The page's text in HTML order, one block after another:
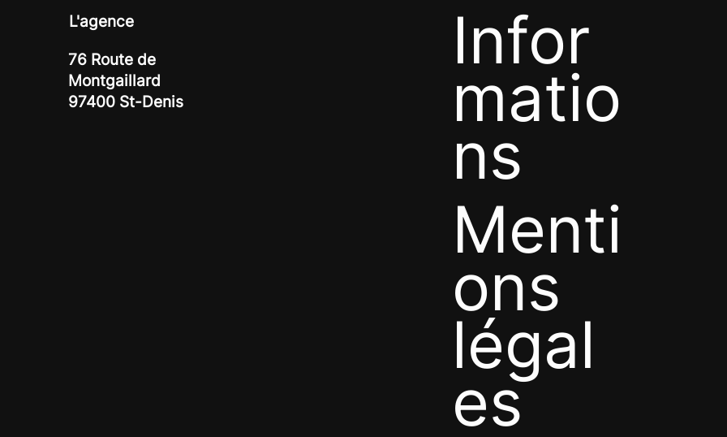
L'agence
76 Route de
Montgaillard
97400 St-Denis
Infor
matio
ns
Menti
ons
légal
es